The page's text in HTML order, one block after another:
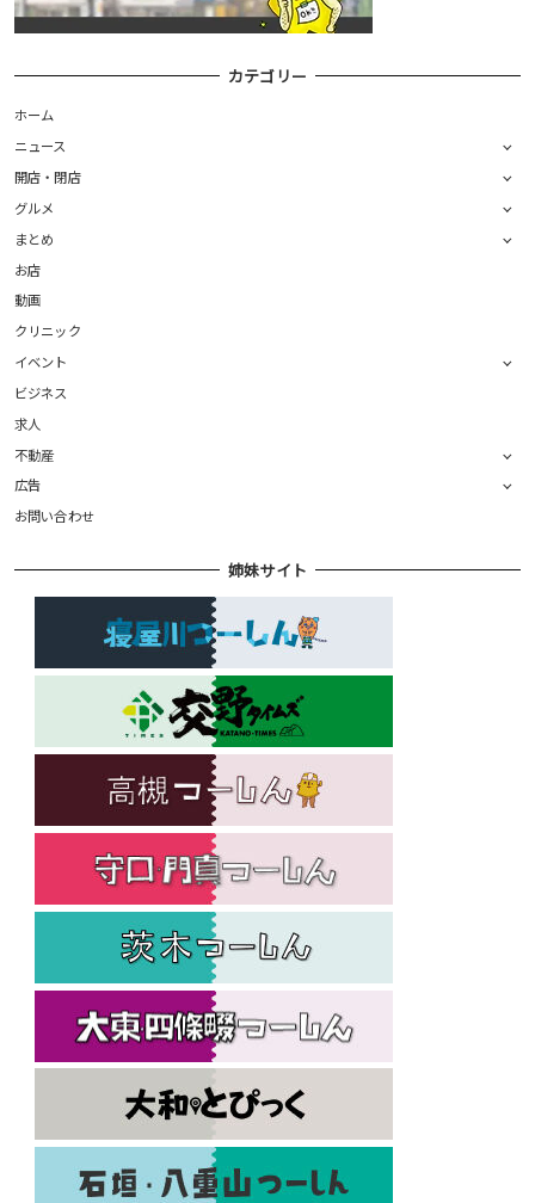
カテゴリー
ホーム
ニュース
開店・閉店
グルメ
まとめ
お店
動画
クリニック
イベント
ビジネス
求人
不動産
広告
お問い合わせ
姉妹サイト